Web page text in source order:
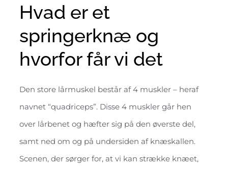
Hvad er et
springerknæ og
hvorfor får vi det
Den store lårmuskel består af 4 muskler – heraf
navnet “quadriceps”. Disse 4 muskler går hen
over lårbenet og hæfter sig på den øverste del,
samt ned om og på undersiden af knæskallen.
Scenen, der sørger for, at vi kan strække knæet,